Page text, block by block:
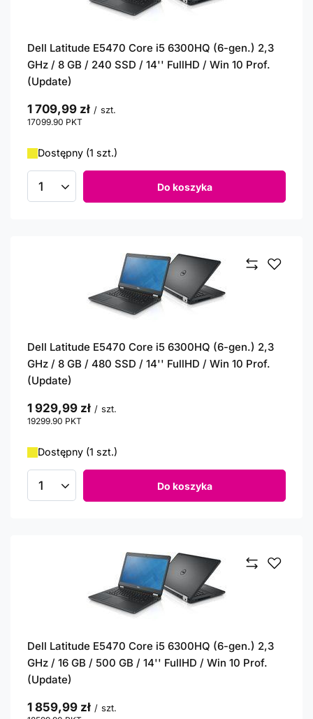
Dell Latitude E5470 Core i5 6300HQ (6-gen.) 2,3
GHz / 8 GB / 240 SSD / 14'' FullHD / Win 10 Prof.
(Update)
1 709,99 zł / szt.
17099.90 PKT
Dostępny (1 szt.)
Ilość produktów Do koszyka
Dell Latitude E5470 Core i5 6300HQ (6-gen.) 2,3
GHz / 8 GB / 480 SSD / 14'' FullHD / Win 10 Prof.
(Update)
1 929,99 zł / szt.
19299.90 PKT
Dostępny (1 szt.)
Ilość produktów Do koszyka
Dell Latitude E5470 Core i5 6300HQ (6-gen.) 2,3
GHz / 16 GB / 500 GB / 14'' FullHD / Win 10 Prof.
(Update)
1 859,99 zł / szt.